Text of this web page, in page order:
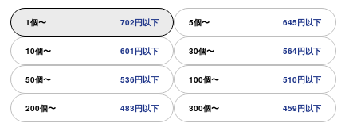
1個〜 702円以下 5個〜 645円以下
10個〜 601円以下 30個〜 564円以下
50個〜 536円以下 100個〜 510円以下
200個〜 483円以下 300個〜 459円以下